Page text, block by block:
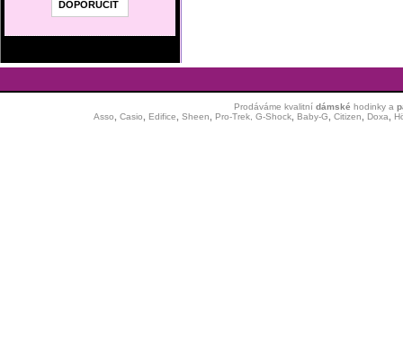
Prodáváme kvalitní dámské hodinkya
Asso
Casio Edifice Sheen Pro-Trek, G-Shock, Baby-G Citizen Doxa